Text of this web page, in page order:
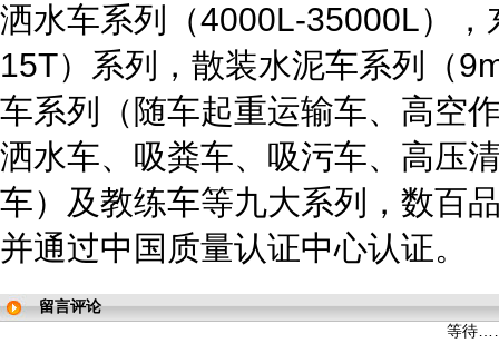
洒水车系列（4000L-35000L）
15T）系列，散装水泥车系列（
车系列（随车起重运输车、高空
洒水车、吸粪车、吸污车、高压
车）及教练车等九大系列，数百
并通过中国质量认证中心认证。
留言评论
等待